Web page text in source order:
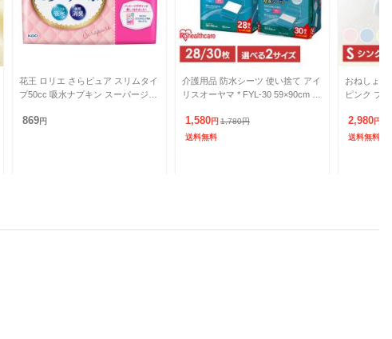
花王 ロリエ さらピュア スリムタイ
プ50cc 吸水ナプキン スーパージャ
869円
介護用品 防水シーツ 使い捨て アイ
リスオーヤマ * FYL-30 59×90cm 30
1,580円 1,780円
送料無料
おねしょ防
ピンク ブ
災用品 防災
2,980円
送料無料